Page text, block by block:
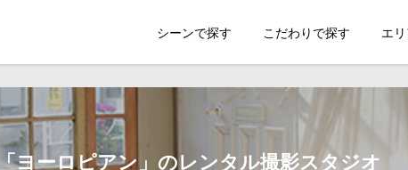
シーンで探す こだわりで探す エ
「ヨーロピアン」のレンタル撮影スタジオ